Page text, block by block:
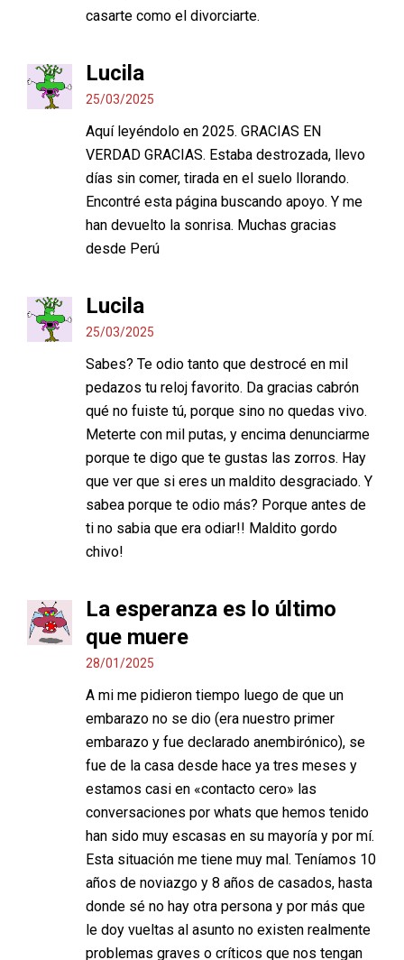
casarte como el divorciarte.
Lucila
25/03/2025
Aquí leyéndolo en 2025. GRACIAS EN
VERDAD GRACIAS. Estaba destrozada, llevo
días sin comer, tirada en el suelo llorando.
Encontré esta página buscando apoyo. Y me
han devuelto la sonrisa. Muchas gracias
desde Perú
Lucila
25/03/2025
Sabes? Te odio tanto que destrocé en mil
pedazos tu reloj favorito. Da gracias cabrón
qué no fuiste tú, porque sino no quedas vivo.
Meterte con mil putas, y encima denunciarme
porque te digo que te gustas las zorros. Hay
que ver que si eres un maldito desgraciado. Y
sabea porque te odio más? Porque antes de
ti no sabia que era odiar!! Maldito gordo
chivo!
La esperanza es lo último
que muere
28/01/2025
A mi me pidieron tiempo luego de que un
embarazo no se dio (era nuestro primer
embarazo y fue declarado anembirónico), se
fue de la casa desde hace ya tres meses y
estamos casi en «contacto cero» las
conversaciones por whats que hemos tenido
han sido muy escasas en su mayoría y por mí.
Esta situación me tiene muy mal. Teníamos 10
años de noviazgo y 8 años de casados, hasta
donde sé no hay otra persona y por más que
le doy vueltas al asunto no existen realmente
problemas graves o críticos que nos tengan